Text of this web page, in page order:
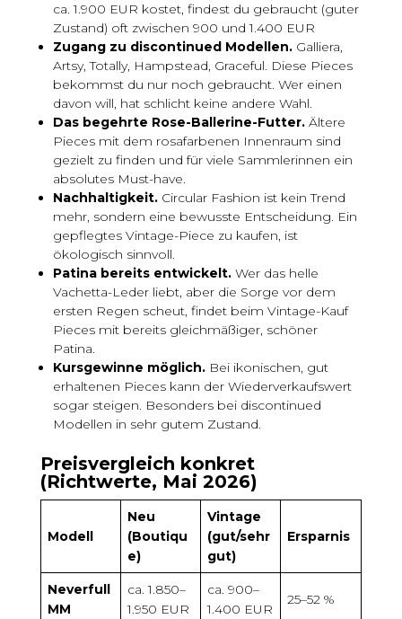
ca. 1.900 EUR kostet, findest du gebraucht (guter
Zustand) oft zwischen 900 und 1.400 EUR
Zugang zu discontinued Modellen.Galliera,
Artsy, Totally, Hampstead, Graceful. Diese Pieces
bekommst du nur noch gebraucht. Wer einen
davon will, hat schlicht keine andere Wahl.
Das begehrte Rose-Ballerine-Futter.Ältere
Pieces mit dem rosafarbenen Innenraum sind
gezielt zu finden und für viele Sammlerinnen ein
absolutes Must-have.
Nachhaltigkeit.Circular Fashion ist kein Trend
mehr, sondern eine bewusste Entscheidung. Ein
gepflegtes Vintage-Piece zu kaufen, ist
ökologisch sinnvoll.
Patina bereits entwickelt.Wer das helle
Vachetta-Leder liebt, aber die Sorge vor dem
ersten Regen scheut, findet beim Vintage-Kauf
Pieces mit bereits gleichmäßiger, schöner
Patina.
Kursgewinne möglich.Bei ikonischen, gut
erhaltenen Pieces kann der Wiederverkaufswert
sogar steigen. Besonders bei discontinued
Modellen in sehr gutem Zustand.
Preisvergleich konkret
(Richtwerte, Mai 2026)
Modell
Neu
(Boutiqu
e)
Vintage
(gut/sehr
gut)
Ersparnis
Neverfull
MM
ca. 1.850–
1.950 EUR
ca. 900–
1.400 EUR
25–52 %